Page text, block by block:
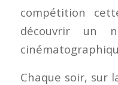
compétition
découvrir un
Chaque soir, sur